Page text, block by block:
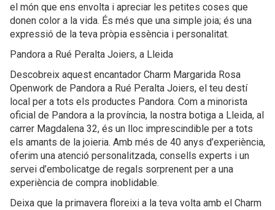
el món que ens envolta i apreciar les petites coses que
donen color a la vida. És més que una simple joia; és una
expressió de la teva pròpia essència i personalitat.
Pandora a Rué Peralta Joiers, a Lleida
Descobreix aquest encantador Charm Margarida Rosa
Openwork de Pandora a Rué Peralta Joiers, el teu destí
local per a tots els productes Pandora. Com a minorista
oficial de Pandora a la província, la nostra botiga a Lleida, al
carrer Magdalena 32, és un lloc imprescindible per a tots
els amants de la joieria. Amb més de 40 anys d’experiència,
oferim una atenció personalitzada, consells experts i un
servei d’embolicatge de regals sorprenent per a una
experiència de compra inoblidable.
Deixa que la primavera floreixi a la teva volta amb el Charm